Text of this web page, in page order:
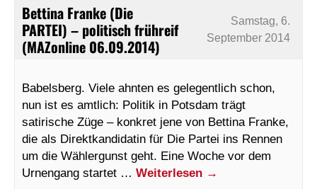
Bettina Franke (Die
PARTEI) – politisch frühreif
(MAZonline 06.09.2014)
Samstag, 6.
September 2014
Babelsberg. Viele ahnten es gelegentlich schon,
nun ist es amtlich: Politik in Potsdam trägt
satirische Züge – konkret jene von Bettina Franke,
die als Direktkandidatin für Die Partei ins Rennen
um die Wählergunst geht. Eine Woche vor dem
Urnengang startet … Weiterlesen →